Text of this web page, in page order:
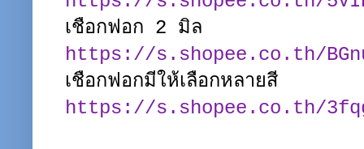
เชือกฟอก 2 มิล
https://s.shopee.co.th/
เชือกฟอกมีให้เลือกหลายสี
https://s.shopee.co.th/